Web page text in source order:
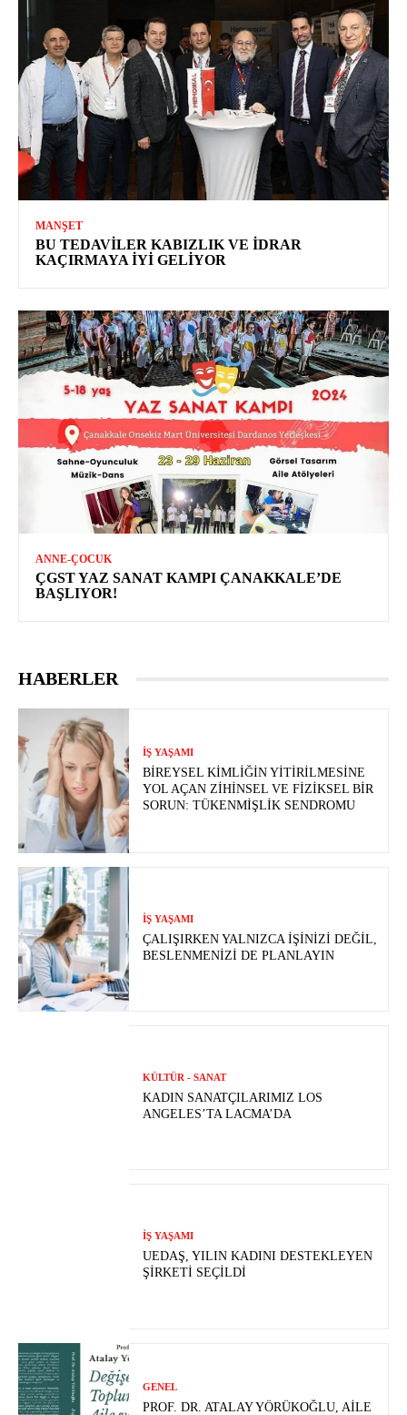
MANŞET
BU TEDAVILER KABIZLIK VE İDRAR
KAÇIRMAYA İYI GELIYOR
ANNE-ÇOCUK
ÇGST YAZ SANAT KAMPI ÇANAKKALE’DE
BAŞLIYOR!
HABERLER
İŞ YAŞAMI
BIREYSEL KIMLIĞIN YITIRILMESINE
YOL AÇAN ZIHINSEL VE FIZIKSEL BIR
SORUN: TÜKENMIŞLIK SENDROMU
İŞ YAŞAMI
ÇALIŞIRKEN YALNIZCA İŞINIZI DEĞIL,
BESLENMENIZI DE PLANLAYIN
KÜLTÜR - SANAT
KADIN SANATÇILARIMIZ LOS
ANGELES’TA LACMA’DA
İŞ YAŞAMI
UEDAŞ, YILIN KADINI DESTEKLEYEN
ŞIRKETI SEÇILDI
GENEL
PROF. DR. ATALAY YÖRÜKOĞLU, AILE